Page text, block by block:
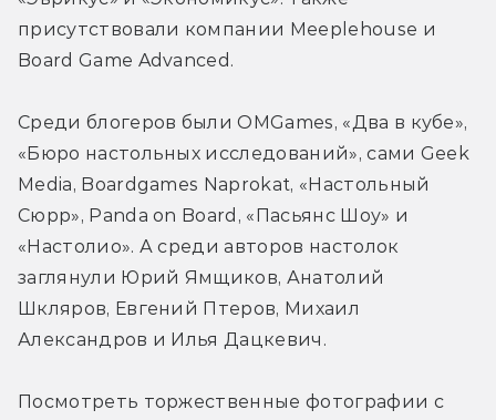
присутствовали компании Meeplehouse и
Board Game Advanced.
Среди блогеров были OMGames, «Два в кубе»,
«Бюро настольных исследований», сами Geek
Media, Boardgames Naprokat, «Настольный
Сюрр», Panda on Board, «Пасьянс Шоу» и
«Настолио». А среди авторов настолок
заглянули Юрий Ямщиков, Анатолий
Шкляров, Евгений Птеров, Михаил
Александров и Илья Дацкевич.
Посмотреть торжественные фотографии с